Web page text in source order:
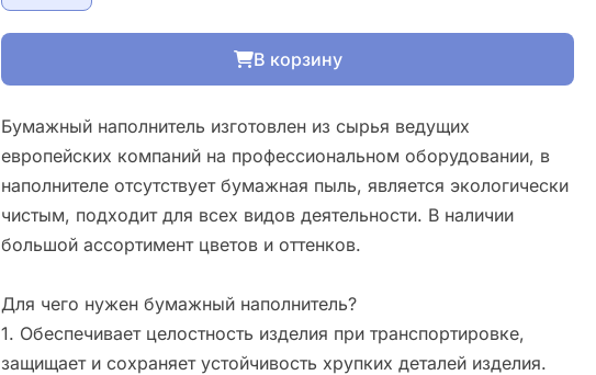
В корзину
Бумажный наполнитель изготовлен из сырья ведущих
европейских компаний на профессиональном оборудовании, в
наполнителе отсутствует бумажная пыль, является экологически
чистым, подходит для всех видов деятельности. В наличии
большой ассортимент цветов и оттенков.
Для чего нужен бумажный наполнитель?
1. Обеспечивает целостность изделия при транспортировке,
защищает и сохраняет устойчивость хрупких деталей изделия.